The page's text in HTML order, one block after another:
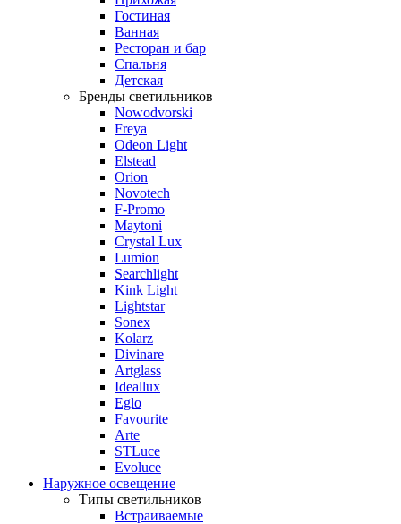
Гостиная
Ванная
Ресторан и бар
Спальня
Детская
Бренды светильников
Nowodvorski
Freya
Odeon Light
Elstead
Orion
Novotech
F-Promo
Maytoni
Crystal Lux
Lumion
Searchlight
Kink Light
Lightstar
Sonex
Kolarz
Divinare
Artglass
Ideallux
Eglo
Favourite
Arte
STLuce
Evoluce
Наружное освещение
Типы светильников
Встраиваемые